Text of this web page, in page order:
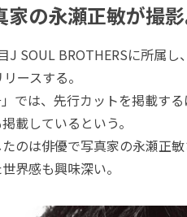
家の永瀬正敏が撮
J SOUL BROTHERSに所属
ースする。
では、先行カットを掲載す
載しているという。
のは俳優で写真家の永瀬正
界感も興味深い。